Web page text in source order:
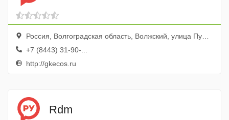
Россия, Волгоградская область, Волжский, улица Пушкина, 35б
+7 (8443) 31-90-...
http://gkecos.ru
Rdm